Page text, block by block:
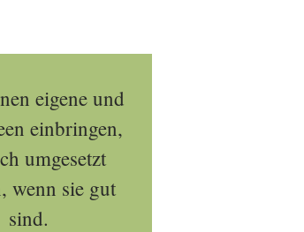
eigene und
einbringen,
umgesetzt
wenn sie gut
sind.